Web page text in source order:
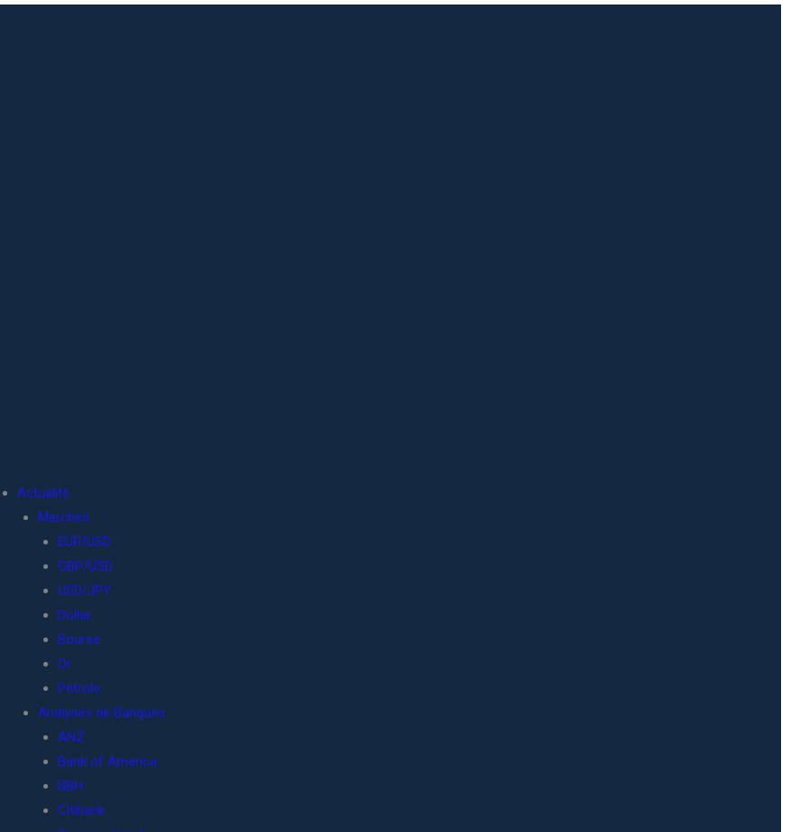
Actualité
Marchés
EUR/USD
GBP/USD
USD/JPY
Dollar
Bourse
Or
Pétrole
Analyses de Banques
ANZ
Bank of America
BBH
Citibank